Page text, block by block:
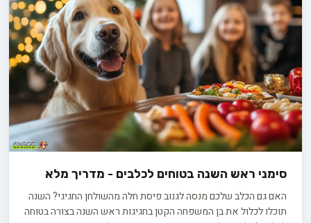
סימני ראש השנה בטוחים לכלבים - מדריך מלא
האם גם הכלב שלכם מנסה לגנוב פיסת חלה מהשולחן החגיגי? השנה
תוכלו לכלול את בן המשפחה הקטן בחגיגות ראש השנה בצורה בטוחה